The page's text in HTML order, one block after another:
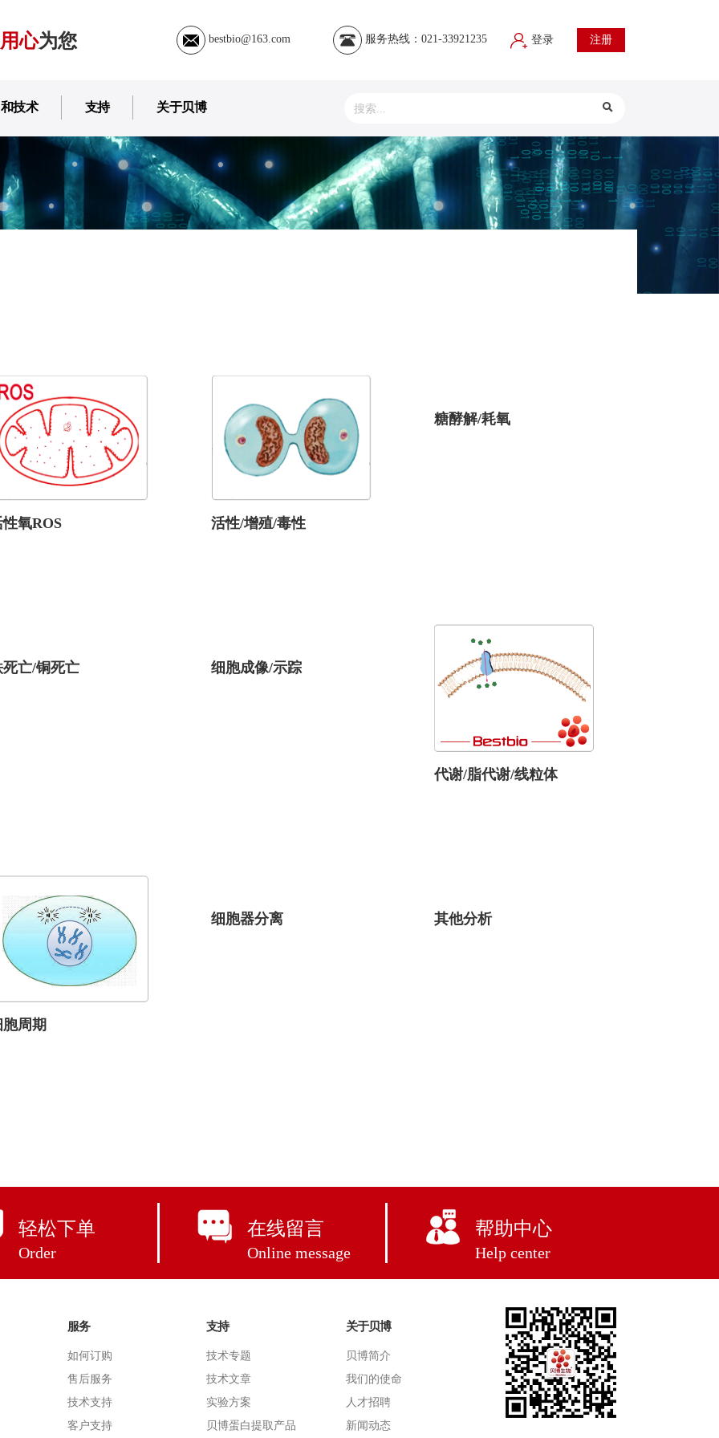
心为您 bestbio@163.com 服务热线：021-33921235 登录 注册
技术 支持 关于贝博
氧ROS 活性/增殖/毒性
糖酵解/耗氧
死亡/铜死亡 细胞成像/示踪
代谢/脂代谢/线粒体
周期
细胞器分离 其他分析
轻松下单
Order
在线留言
Online message
帮助中心
Help center
服务
如何订购
售后服务
技术支持
客户支持
支持
技术专题
技术文章
实验方案
贝博蛋白提取产品
关于贝博
贝博简介
我们的使命
人才招聘
新闻动态